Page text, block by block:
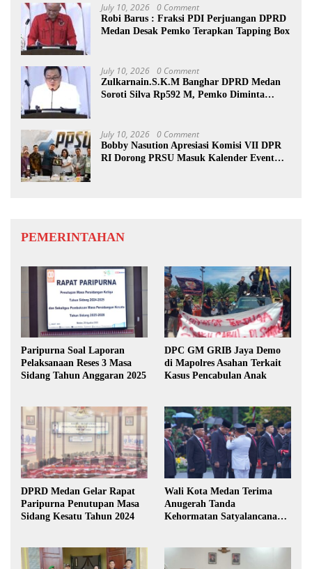
July 10, 2026 0 Comment
Robi Barus : Fraksi PDI Perjuangan DPRD
Medan Desak Pemko Terapkan Tapping Box
July 10, 2026 0 Comment
Zulkarnain.S.K.M Banghar DPRD Medan
Soroti Silva Rp592 M, Pemko Diminta
July 10, 2026 0 Comment
Bobby Nasution Apresiasi Komisi VII DPR
RI Dorong PRSU Masuk Kalender Event
PEMERINTAHAN
Paripurna Soal Laporan
Pelaksanaan Reses 3 Masa
Sidang Tahun Anggaran 2025
DPC GM GRIB Jaya Demo
di Mapolres Asahan Terkait
Kasus Pencabulan Anak
DPRD Medan Gelar Rapat
Paripurna Penutupan Masa
Sidang Kesatu Tahun 2024
Wali Kota Medan Terima
Anugerah Tanda
Kehormatan Satyalancana